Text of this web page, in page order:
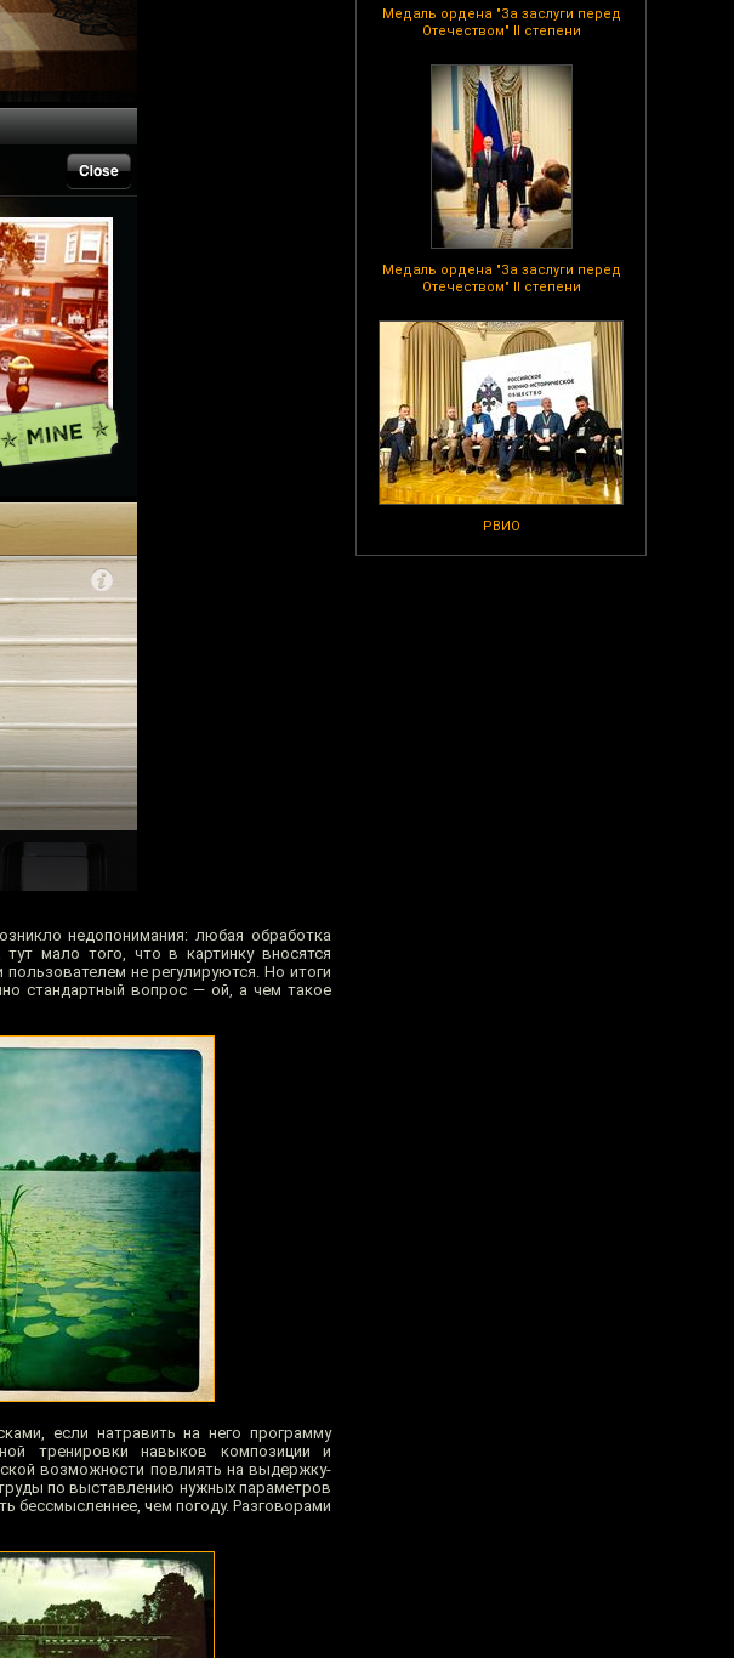
Медаль ордена "За заслуги перед
Отечеством" II степени
Медаль ордена "За заслуги перед
Отечеством" II степени
РВИО
недопонимания: любая обработка
мало того, что в картинку вносятся
не регулируются. Но итоги
стандартный вопрос — ой, а чем такое
если натравить на него программу
тренировки навыков композиции и
возможности повлиять на выдержку-
по выставлению нужных параметров
бессмысленнее, чем погоду. Разговорами